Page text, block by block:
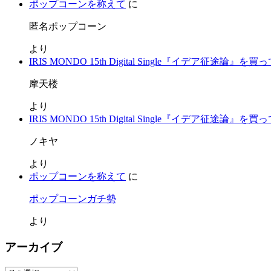
ポップコーンを称えて に
匿名ポップコーン
より
IRIS MONDO 15th Digital Single『イデア征途論』を買っ
摩天楼
より
IRIS MONDO 15th Digital Single『イデア征途論』を買っ
ノキヤ
より
ポップコーンを称えて に
ポップコーンガチ勢
より
アーカイブ